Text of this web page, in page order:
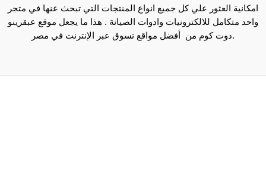
امكانية العثور علي كل جميع انواع المنتجات التي تبحث عنها في متجر
واحد متكامل للالكترونيات وادوات الصيانة . هذا ما يجعل موقع عبقرينو
دوت كوم من أفضل مواقع تسوق عبر الإنترنت في مصر.